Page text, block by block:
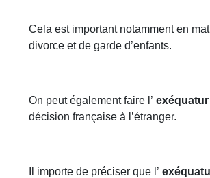
Cela est important notamment en
divorce et de garde d’enfants.
On peut également faire l’exéquatur
décision française à l’étranger.
Il importe de préciser que l’